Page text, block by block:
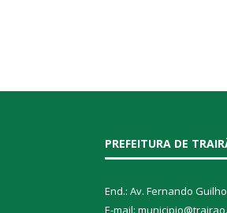
PREFEITURA DE
End.: Av. Fernando
E-mail: